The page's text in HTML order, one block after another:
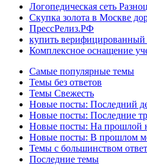
Логопедическая сеть
Скупка золота в Москве
ПрессРелиз.РФ
купить
Комплексное оснащение
Самые популярные темы
Темы без ответов
Темы Свежесть
Новые посты: Последний
Новые посты: Последние
Новые посты: На прошлой
Новые посты: В прошлом
Темы с большинством
Последние темы